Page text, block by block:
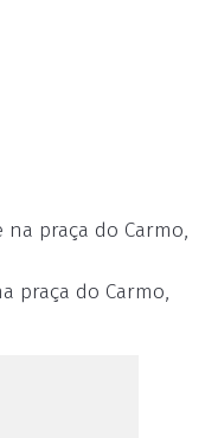
praça do Carmo,